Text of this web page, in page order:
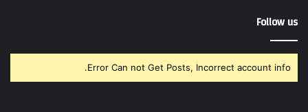
Follow us
Error Can not Get Posts, Incorrect account info.